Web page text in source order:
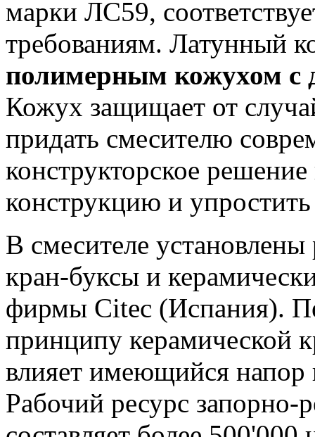
марки ЛС59,
требованиям. Латунный
полимерным кожухом с
Кожух защищает от
придать смесителю
конструкторское решение
конструкцию и
В смесителе
кран-буксы и
фирмы Citec (Испания).
принципу керамической
влияет имеющийся напор
Рабочий ресурс